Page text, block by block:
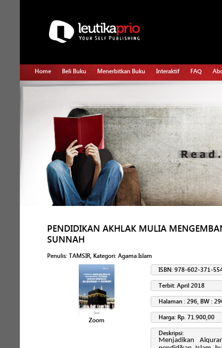
Home Beli Buku Menerbitkan Buku Interaktif FAQ
PENDIDIKAN AKHLAK MULIA
SUNNAH
Penulis: TAMSIR, Kategori: Agama Islam
Zoom
ISBN: 978-602-371-
Terbit: April 2018
Halaman : 296, BW :
Harga: Rp. 71.900,00
Deskripsi:
Menjadikan